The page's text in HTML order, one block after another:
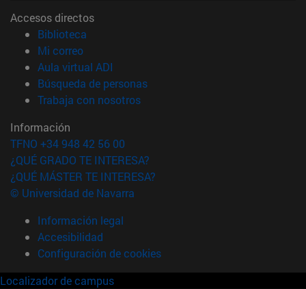
Accesos directos
Biblioteca
Mi correo(abre en nueva ventana)
Aula virtual ADI
Búsqueda de personas(abre en nueva ventana)
Trabaja con nosotros(abre en nueva ventana)
Información
TFNO +34 948 42 56 00
¿QUÉ GRADO TE INTERESA?
¿QUÉ MÁSTER TE INTERESA?
© Universidad de Navarra
Información legal
Accesibilidad
Configuración de cookies
Localizador de campus